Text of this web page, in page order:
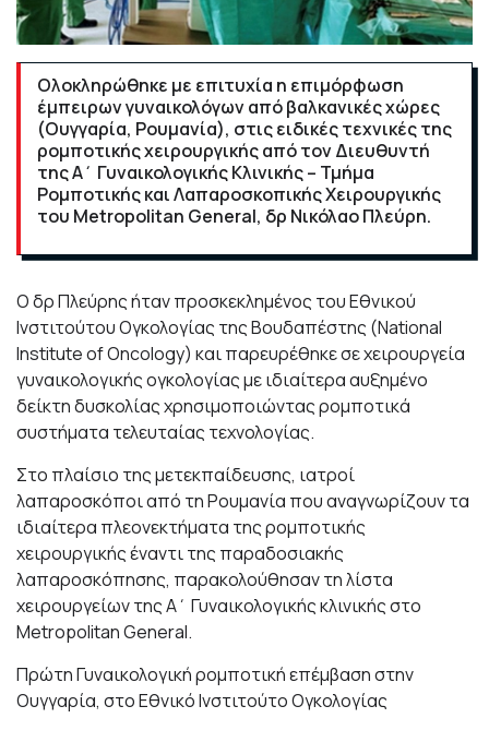
Ολοκληρώθηκε με επιτυχία η επιμόρφωση
έμπειρων γυναικολόγων από βαλκανικές χώρες
(Ουγγαρία, Ρουμανία), στις ειδικές τεχνικές της
ρομποτικής χειρουργικής από τον Διευθυντή
της Α΄ Γυναικολογικής Κλινικής – Τμήμα
Ρομποτικής και Λαπαροσκοπικής Χειρουργικής
του Metropolitan General, δρ Νικόλαο Πλεύρη.
Ο δρ Πλεύρης ήταν προσκεκλημένος του Εθνικού
Ινστιτούτου Ογκολογίας της Βουδαπέστης (National
Institute of Oncology) και παρευρέθηκε σε χειρουργεία
γυναικολογικής ογκολογίας με ιδιαίτερα αυξημένο
δείκτη δυσκολίας χρησιμοποιώντας ρομποτικά
συστήματα τελευταίας τεχνολογίας.
Στο πλαίσιο της μετεκπαίδευσης, ιατροί
λαπαροσκόποι από τη Ρουμανία που αναγνωρίζουν τα
ιδιαίτερα πλεονεκτήματα της ρομποτικής
χειρουργικής έναντι της παραδοσιακής
λαπαροσκόπησης, παρακολούθησαν τη λίστα
χειρουργείων της Α΄ Γυναικολογικής κλινικής στο
Metropolitan General.
Πρώτη Γυναικολογική ρομποτική επέμβαση στην
Ουγγαρία, στο Εθνικό Ινστιτούτο Ογκολογίας